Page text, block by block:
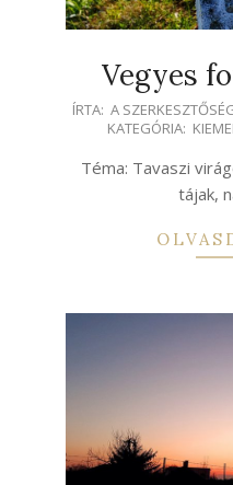
Vegyes
2021-
04
ÍRTA: A
KATEGÓRIA:
Téma: Tavaszi
tájak,